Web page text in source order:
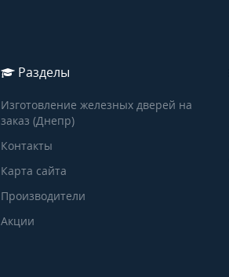
Разделы
Изготовление железных дверей на
заказ (Днепр)
Контакты
Карта сайта
Производители
Акции